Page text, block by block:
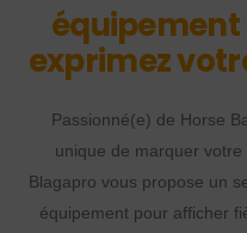
équipement
exprimez
Passionné(e) de Horse
unique de marquer
Blagapro vous propose un
équipement pour afficher